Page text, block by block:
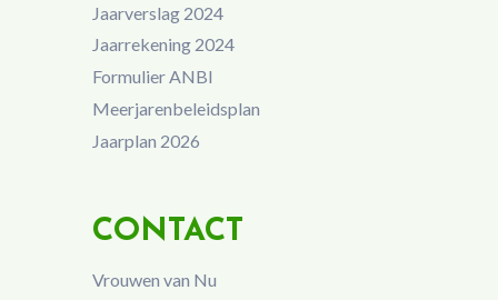
Jaarverslag 2024
Jaarrekening 2024
Formulier ANBI
Meerjarenbeleidsplan
Jaarplan 2026
CONTACT
Vrouwen van Nu